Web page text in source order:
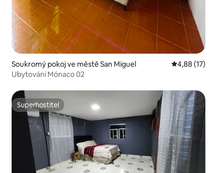
Soukromý pokoj ve městě San Miguel Průměrné
4,88 (17)
Ubytování Mónaco 02
Superhostitel
Superhostitel